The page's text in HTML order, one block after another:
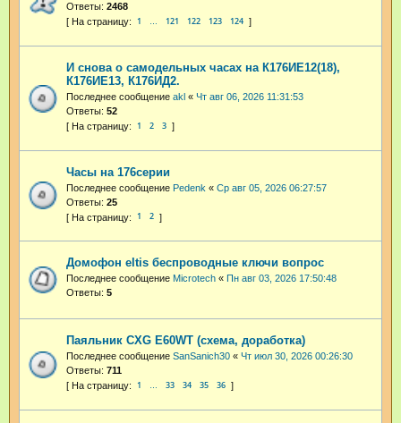
Ответы: 2468
1 … 121 122 123 124
И снова о самодельных часах на К176ИЕ12(18),
К176ИЕ13, К176ИД2.
Последнее сообщение akl « Чт авг 06, 2026 11:31:53
Ответы: 52
1 2 3
Часы на 176серии
Последнее сообщение Pedenk « Ср авг 05, 2026 06:27:57
Ответы: 25
1 2
Домофон eltis беспроводные ключи вопрос
Последнее сообщение Microtech « Пн авг 03, 2026 17:50:48
Ответы: 5
Паяльник CXG E60WT (схема, доработка)
Последнее сообщение SanSanich30 « Чт июл 30, 2026 00:26:30
Ответы: 711
1 … 33 34 35 36